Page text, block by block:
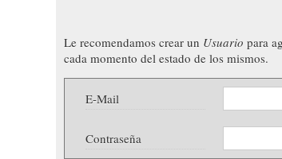
Le recomendamos crear un Usuario para
cada momento del estado de los mismos.
E-Mail
Contraseña